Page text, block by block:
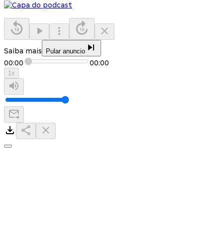
Saiba mais Pular anuncio
00:00 00:00
1 x